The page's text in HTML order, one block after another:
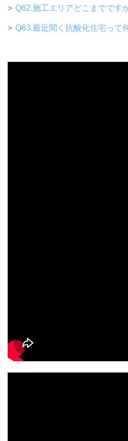
Q62.施工エリアどこまでです
Q63.最近聞く抗酸化住宅って